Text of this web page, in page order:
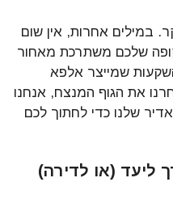
במילים אחרות, אין שום
שלכם משתרכת מאחור
שמייצר אלפא
את הגוף המנצח, אנחנו
שלנו כדי לחתוך לכם